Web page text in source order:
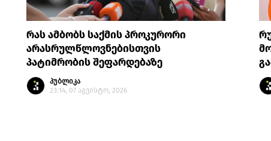
რას ამბობს საქმის პროკურორი
არასრულწლოვნებისთვის
პატიმრობის შეფარდებაზე
პუბლიკა
23:14, 07 აგვისტო, 2026